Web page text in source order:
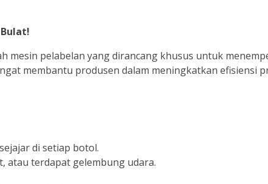
mesin pelabelan yang dirancang khusus untuk
membantu produsen dalam meningkatkan efisiensi
di setiap botol.
atau terdapat gelembung udara.